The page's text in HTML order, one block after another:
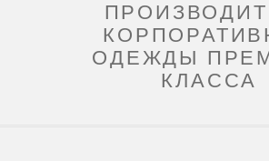
ОДЕЖДЫ
КЛАССА